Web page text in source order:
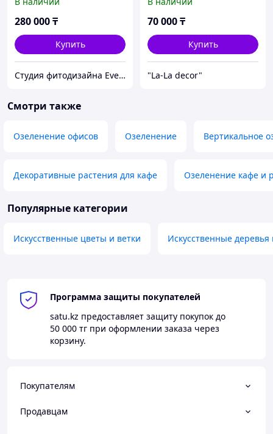
280 000₸
Купить
Студия фитодизайна EverGreen
70 000₸
Купить
"La-La decor"
Смотри также
Озеленение офисов Озеленение Вертикальное
Декоративные растения для кафе Озеленение кафе и
Популярные категории
Искусственные цветы и ветки Искусственные деревья
Программа защиты покупателей
satu.kz предоставляет защиту покупок до
50 000 тг при оформлении заказа через
корзину.
Покупателям
Продавцам